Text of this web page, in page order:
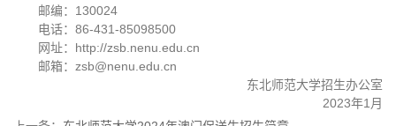
邮编：130024
电话：86-431-85098500
网址：http://zsb.nenu.edu.cn
邮箱：zsb@nenu.edu.cn
东北师范大学招生办公室
2023年1月